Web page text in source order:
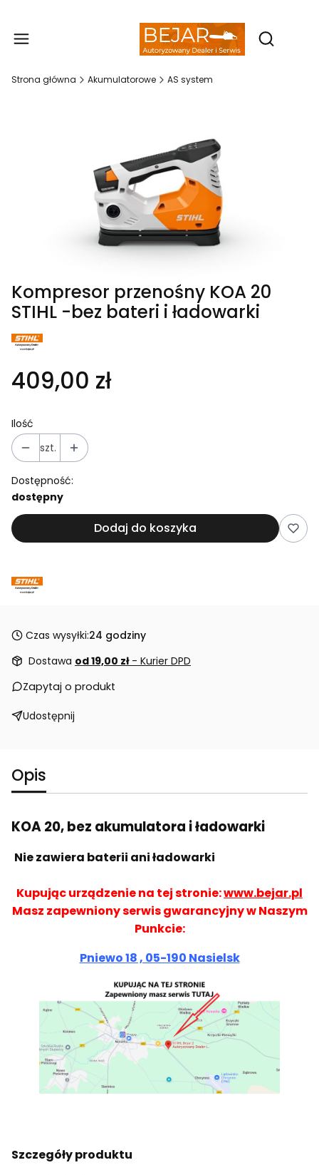
Otwórz
Strona główna Akumulatorowe AS system
Kompresor przenośny KOA 20
STIHL -bez bateri i ładowarki
409,00 zł
Ilość
szt.
Dostępność:
dostępny
Dodaj do koszyka
Czas wysyłki:24 godziny
Dostawa od 19,00 zł - Kurier DPD
Zapytaj o produkt
Udostępnij
Opis
KOA 20, bez akumulatora i ładowarki
Nie zawiera baterii ani ładowarki
Kupując urządzenie na tej stronie:www.bejar.pl
Masz zapewniony serwis gwarancyjny w Naszym
Punkcie:
Pniewo 18 , 05-190 Nasielsk
Szczegóły produktu